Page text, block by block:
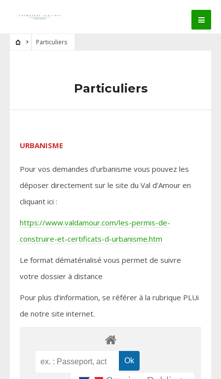
Particuliers
Particuliers
URBANISME
Pour vos demandes d’urbanisme vous pouvez les
déposer directement sur le site du Val d’Amour en
cliquant ici :
https://www.valdamour.com/les-permis-de-
construire-et-certificats-d-urbanisme.htm
Le format dématérialisé vous permet de suivre
votre dossier à distance
Pour plus d’information, se référer à la rubrique PLUi
de notre site internet.